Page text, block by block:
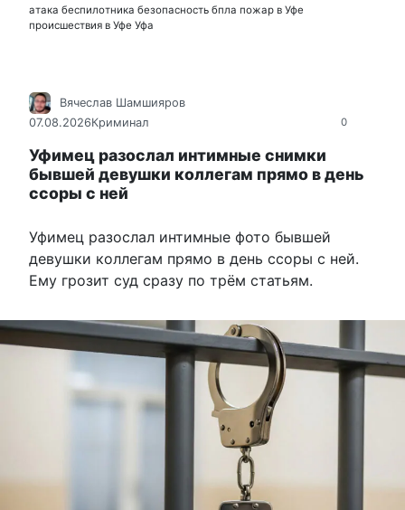
атака беспилотника безопасность бпла пожар в Уфе
происшествия в Уфе Уфа
0
Вячеслав Шамшияров
07.08.2026Криминал
Уфимец разослал интимные снимки
бывшей девушки коллегам прямо в день
ссоры с ней
Уфимец разослал интимные фото бывшей
девушки коллегам прямо в день ссоры с ней.
Ему грозит суд сразу по трём статьям.